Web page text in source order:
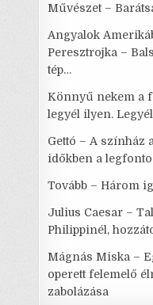
Művészet –
Angyalok
Peresztrojka –
tép…
Könnyű nekem a
legyél ilyen.
Gettó – A színház
időkben a
Tovább – Három
Julius Caesar –
Philippinél,
Mágnás Miska –
operett felemelő
zabolázása